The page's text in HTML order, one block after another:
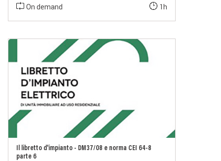
On demand
1h
Il libretto d'impianto - DM37/08 e norma CEI 64-8
parte 6